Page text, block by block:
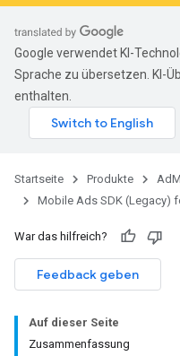
Google verwendet KI-
Sprache zu übersetzen. KI-
enthalten.
Startseite Produkte
Mobile Ads SDK (Legacy)
War das hilfreich?
Feedback geben
Auf dieser Seite
Zusammenfassung